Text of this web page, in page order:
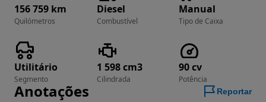
156 759 km
Quilómetros
Diesel
Combustível
Manual
Tipo de Caixa
Utilitário
Segmento
1 598 cm3
Cilindrada
90 cv
Potência
Anotações Reportar